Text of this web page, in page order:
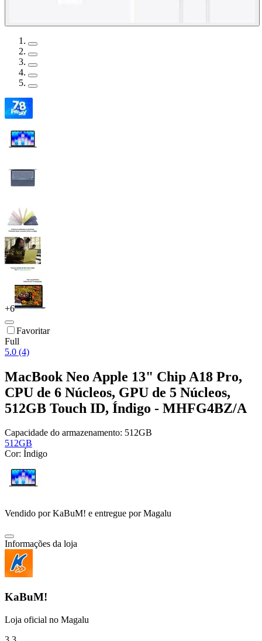
+6
Favoritar
Full
5.0 (4)
MacBook Neo Apple 13" Chip A18 Pro,
CPU de 6 Núcleos, GPU de 5 Núcleos,
512GB Touch ID, Índigo - MHFG4BZ/A
Capacidade do armazenamento: 512GB
512GB
Cor: Índigo
Vendido porKaBuM! e entregue por Magalu
Informações da loja
KaBuM!
Loja oficial no Magalu